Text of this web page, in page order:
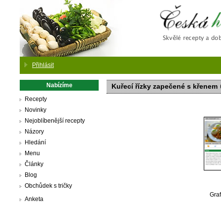
Přihlásit
Nabízíme
Recepty
Novinky
Nejoblíbenější recepty
Názory
Hledání
Menu
Články
Blog
Obchůdek s tričky
Anketa
Kuřecí řízky zapečené s křenem